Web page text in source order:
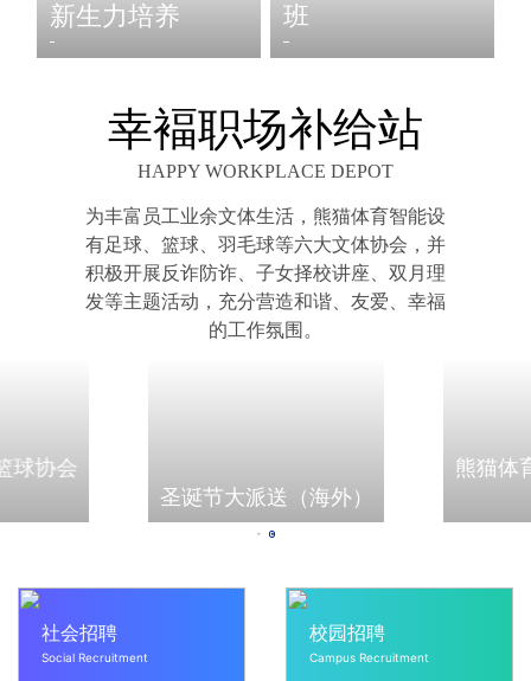
新生力培养
班
幸褔职场补给站
HAPPY WORKPLACE DEPOT
为丰富员工业余文体生活，熊猫体育智能设
有足球、篮球、羽毛球等六大文体协会，并
积极开展反诈防诈、子女择校讲座、双月理
发等主题活动，充分营造和谐、友爱、幸福
的工作氛围。
球协会
圣诞节大派送（海外）
熊猫体
社会招聘
Social Recruitment
校园招聘
Campus Recruitment